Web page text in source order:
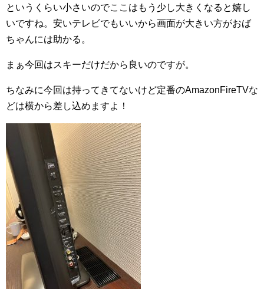
というくらい小さいのでここはもう少し大きくなると嬉し
いですね。安いテレビでもいいから画面が大きい方がおば
ちゃんには助かる。
まぁ今回はスキーだけだから良いのですが。
ちなみに今回は持ってきてないけど定番のAmazonFireTVな
どは横から差し込めますよ！